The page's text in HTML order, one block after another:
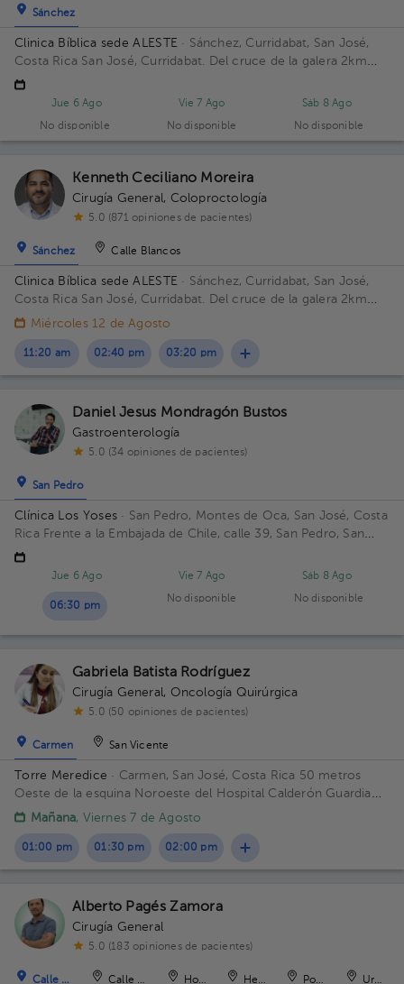
Sánchez
Clinica Bíblica sede ALESTE · Sánchez, Curridabat, San José,
Costa Rica San José, Curridabat. Del cruce de la galera 2km
norte, frente al colegio SEK. Piso 6. Consultorio 615.
Jue 6 Ago
No disponible
Vie 7 Ago
No disponible
Sáb 8 Ago
No disponible
Kenneth Ceciliano Moreira
Cirugía General, Coloproctología
5.0 (871 opiniones de pacientes)
Sánchez Calle Blancos
Clinica Bíblica sede ALESTE · Sánchez, Curridabat, San José,
Costa Rica San José, Curridabat. Del cruce de la galera 2km
norte, frente al colegio SEK. Piso 6. Consultorio 617.
Miércoles 12 de Agosto
11:20 am 02:40 pm 03:20 pm
Daniel Jesus Mondragón Bustos
Gastroenterología
5.0 (34 opiniones de pacientes)
San Pedro
Clínica Los Yoses · San Pedro, Montes de Oca, San José, Costa
Rica Frente a la Embajada de Chile, calle 39, San Pedro, San
José, Costa Rica.
Jue 6 Ago
06:30 pm
Vie 7 Ago
No disponible
Sáb 8 Ago
No disponible
Gabriela Batista Rodríguez
Cirugía General, Oncología Quirúrgica
5.0 (50 opiniones de pacientes)
Carmen San Vicente
Torre Meredice · Carmen, San José, Costa Rica 50 metros
Oeste de la esquina Noroeste del Hospital Calderón Guardia
Piso 3. Consultorio 3.
Mañana, Viernes 7 de Agosto
01:00 pm 01:30 pm 02:00 pm
Alberto Pagés Zamora
Cirugía General
5.0 (183 opiniones de pacientes)
Calle Blancos Calle Blancos Hospital Heredia Pozos Uruca